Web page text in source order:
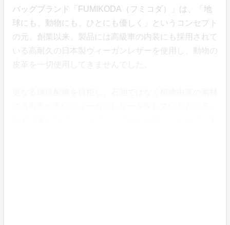
バッグブランド「FUMIKODA（フミコダ）」は、「地
球にも、動物にも、ひとにも優しく」というコンセプト
の元、創業以来、製品には高級車の内装にも採用されて
いる高耐久の日本製ヴィーガンレザーを使用し、動物の